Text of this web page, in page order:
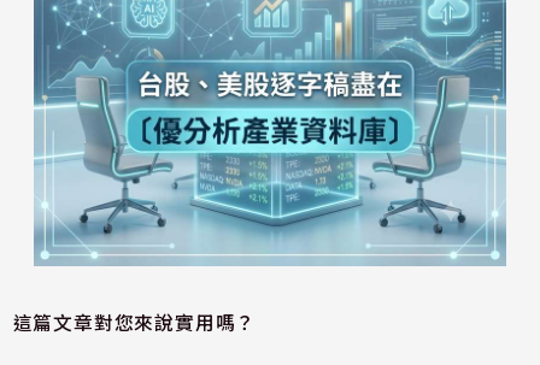
這篇文章對您來說實用嗎？